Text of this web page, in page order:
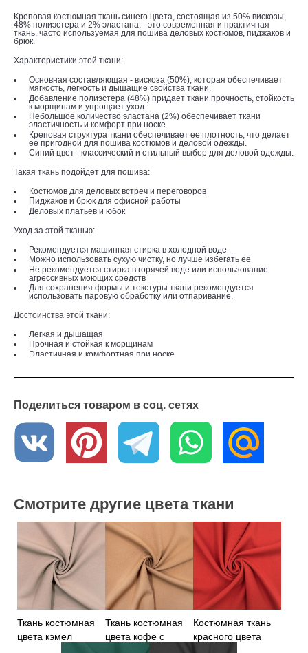
Креповая костюмная ткань синего цвета, состоящая из 50% вискозы,
48% полиэстера и 2% эластана, - это современная и практичная
ткань, часто используемая для пошива деловых костюмов, пиджаков и
брюк.
Характеристики этой ткани:
Основная составляющая - вискоза (50%), которая обеспечивает
мягкость, легкость и дышащие свойства ткани.
Добавление полиэстера (48%) придает ткани прочность, стойкость
к морщинам и упрощает уход.
Небольшое количество эластана (2%) обеспечивает ткани
эластичность и комфорт при носке.
Креповая структура ткани обеспечивает ее плотность, что делает
ее пригодной для пошива костюмов и деловой одежды.
Синий цвет - классический и стильный выбор для деловой одежды.
Такая ткань подойдет для пошива:
Костюмов для деловых встреч и переговоров
Пиджаков и брюк для офисной работы
Деловых платьев и юбок
Уход за этой тканью:
Рекомендуется машинная стирка в холодной воде
Можно использовать сухую чистку, но лучше избегать ее
Не рекомендуется стирка в горячей воде или использование
агрессивных моющих средств
Для сохранения формы и текстуры ткани рекомендуется
использовать паровую обработку или отпаривание.
Достоинства этой ткани:
Легкая и дышащая
Прочная и стойкая к морщинам
Эластичная и комфортная при носке
Где купить креповую ткань?
В интернет - магазине «Текстильный Гид» вы можете приобрести эту
ткань по оптовой цене от 6 метров. Мы осуществляем доставку по
всей России. Если у вас возникли вопросы или вы хотите получить
образцы ткани, обратитесь к нашим менеджерам – они с
удовольствием вам помогут.
Поделиться товаром в соц. сетях
Смотрите другие цвета ткани
Ткань костюмная
цвета кэмел
Ткань костюмная
цвета кофе с
Костюмная ткань
красного цвета